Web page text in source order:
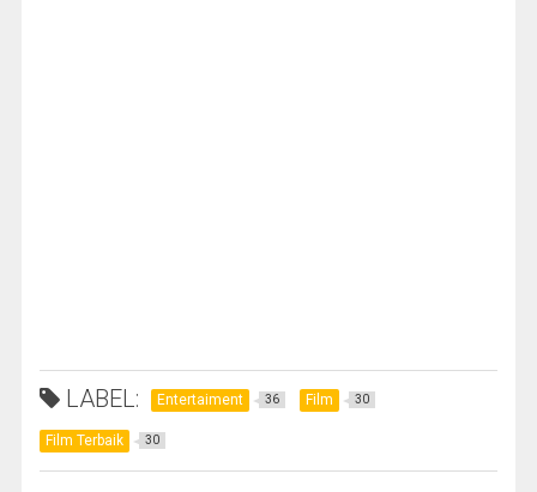
LABEL: Entertaiment 36 Film 30
Film Terbaik 30